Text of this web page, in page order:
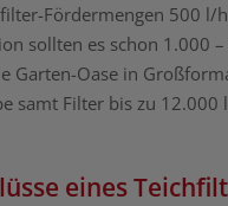
Fördermengen 500 l/
sollten es schon 1.000
Garten-Oase in
samt Filter bis zu 12.000
eines